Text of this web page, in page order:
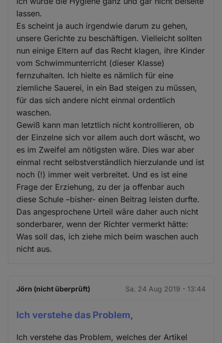
lassen.
Es scheint ja auch irgendwie darum zu gehen,
unsere Gerichte zu beschäftigen. Vielleicht sollten
nun einige Eltern auf das Recht klagen, ihre Kinder
vom Schwimmunterricht (dieser Klasse)
fernzuhalten. Ich hielte es nämlich für eine
ziemliche Sauerei, in ein Bad steigen zu müssen,
für das sich andere nicht einmal ordentlich
waschen.
Gewiß kann man letztlich nicht kontrollieren, ob
der Einzelne sich vor allem auch dort wäscht, wo
es im Zweifel am nötigsten wäre. Dies war aber
einmal recht selbstverständlich hierzulande und ist
noch (!) immer weit verbreitet. Und es ist eine
Frage der Erziehung, zu der ja offenbar auch
diese Schule –bisher- einen Beitrag leisten durfte.
Das angesprochene Urteil wäre daher auch nicht
sonderbarer, wenn der Richter vermerkt hätte:
Was soll das, ich ziehe mich beim waschen auch
nicht aus.
Jörn (nicht überprüft) Sa. 24 Aug 2019 - 13:44
Ich verstehe das Problem,
Ich verstehe das Problem, welches der Artikel
und
Cookies